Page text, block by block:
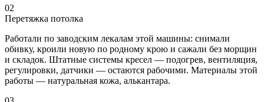
02
Перетяжка потолка
Работали по заводским лекалам этой машины: снимали
обивку, кроили новую по родному крою и сажали без морщин
и складок. Штатные системы кресел — подогрев, вентиляция,
регулировки, датчики — остаются рабочими. Материалы этой
работы — натуральная кожа, алькантара.